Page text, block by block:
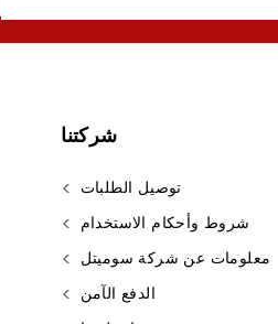
شركتنا
توصيل الطلبات
شروط وأحكام الاستخدام
معلومات عن شركة سوميتل
الدفع الآمن